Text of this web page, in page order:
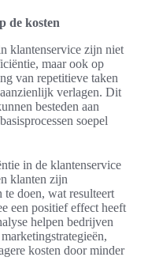
de kosten
klantenservice zijn niet
maar ook op
van repetitieve taken
verlagen. Dit
besteden aan
soepel
in de klantenservice
klanten zijn
doen, wat resulteert
een positief effect heeft
helpen bedrijven
kosten door minder